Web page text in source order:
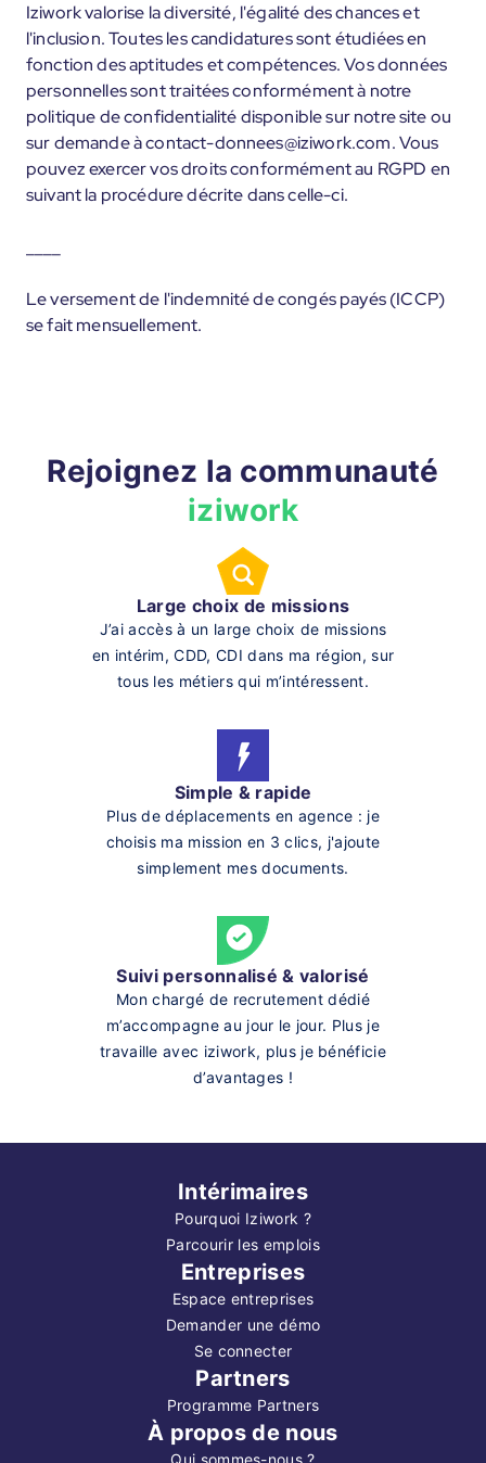
Iziwork valorise la diversité, l'égalité des chances et
l'inclusion. Toutes les candidatures sont étudiées en
fonction des aptitudes et compétences. Vos données
personnelles sont traitées conformément à notre
politique de confidentialité disponible sur notre site ou
sur demande à contact-donnees@iziwork.com. Vous
pouvez exercer vos droits conformément au RGPD en
suivant la procédure décrite dans celle-ci.
Le versement de l'indemnité de congés payés (ICCP)
se fait mensuellement.
Rejoignez la communauté
iziwork
Large choix de missions
J’ai accès à un large choix de missions
en intérim, CDD, CDI dans ma région, sur
tous les métiers qui m’intéressent.
Simple & rapide
Plus de déplacements en agence : je
choisis ma mission en 3 clics, j'ajoute
simplement mes documents.
Suivi personnalisé & valorisé
Mon chargé de recrutement dédié
m’accompagne au jour le jour. Plus je
travaille avec iziwork, plus je bénéficie
d’avantages !
Intérimaires
Pourquoi Iziwork ?
Parcourir les emplois
Entreprises
Espace entreprises
Demander une démo
Se connecter
Partners
Programme Partners
À propos de nous
Qui sommes-nous ?